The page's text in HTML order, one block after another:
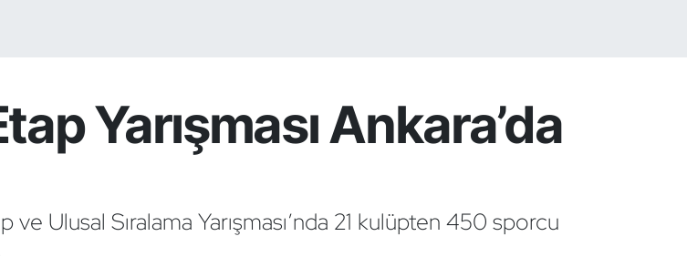
Yarışması Ankara’da
Ulusal Sıralama Yarışması’nda 21 kulüpten 450 sporcu